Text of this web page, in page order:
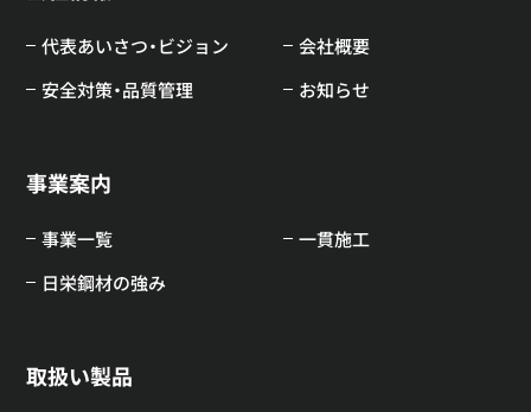
代表あいさつ・ビジョン
会社概要
安全対策・品質管理
お知らせ
事業案内
事業一覧
一貫施工
日栄鋼材の強み
取扱い製品